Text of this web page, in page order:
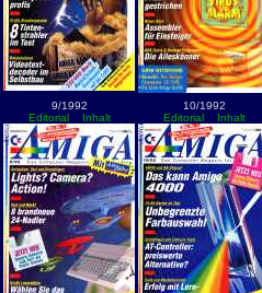
9/1992
Editorial
Inhalt
10/1992
Editorial
Inhalt